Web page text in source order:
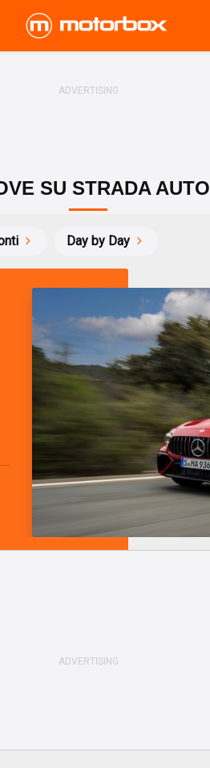
SU STRADA AUTO
Day by Day